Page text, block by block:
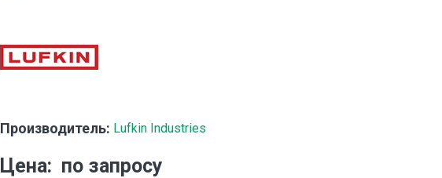
Производитель: Lufkin Industries
Цена по запросу